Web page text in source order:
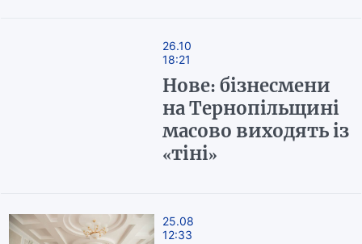
26.10
18:21
Нове: бізнесмени
на Тернопільщині
масово виходять із
«тіні»
25.08
12:33